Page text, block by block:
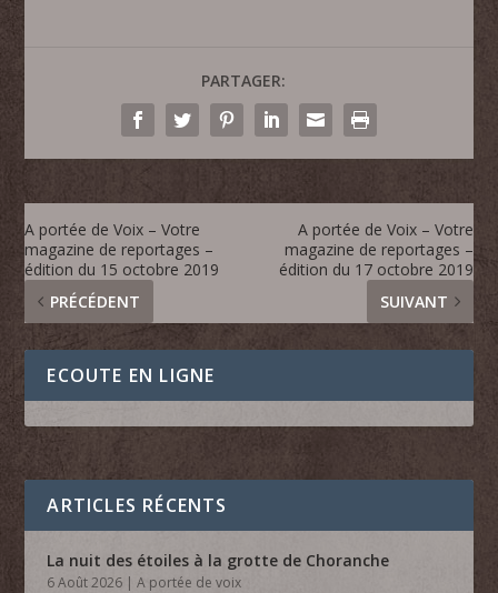
PARTAGER:
A portée de Voix – Votre
magazine de reportages –
édition du 15 octobre 2019
PRÉCÉDENT
A portée de Voix – Votre
magazine de reportages –
édition du 17 octobre 2019
SUIVANT
ECOUTE EN LIGNE
ARTICLES RÉCENTS
La nuit des étoiles à la grotte de Choranche
6 Août 2026 |A portée de voix